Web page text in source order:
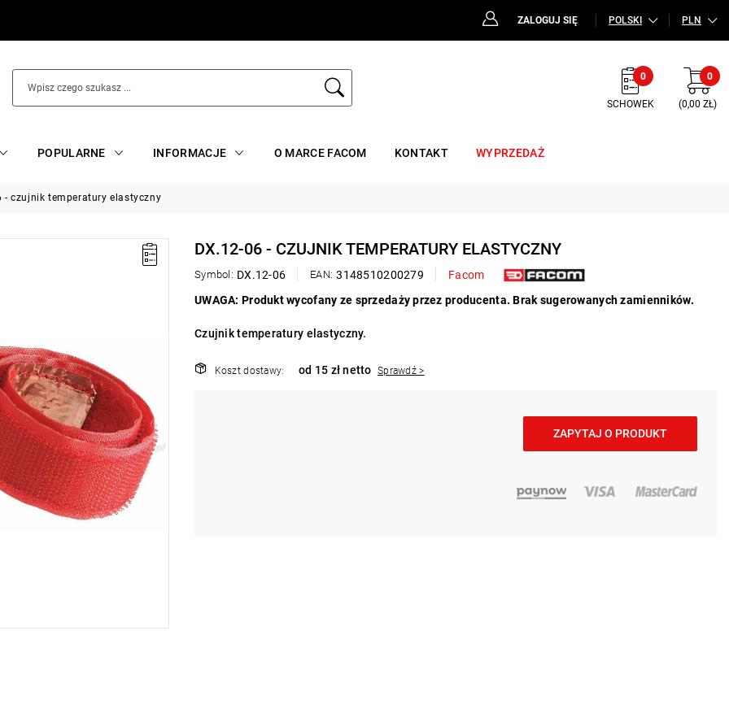
ZALOGUJ SIĘ POLSKI PLN
0
SCHOWEK
0
(0,00 ZŁ)
POPULARNE INFORMACJE O MARCE FACOM KONTAKT WYPRZEDAŻ
- czujnik temperatury elastyczny
DX.12-06 - CZUJNIK TEMPERATURY ELASTYCZNY
Symbol: DX.12-06 EAN: 3148510200279
Facom
UWAGA: Produkt wycofany ze sprzedaży przez producenta. Brak sugerowanych zamienników.
Czujnik temperatury elastyczny.
Koszt dostawy: od 15 zł netto Sprawdź >
ZAPYTAJ O PRODUKT